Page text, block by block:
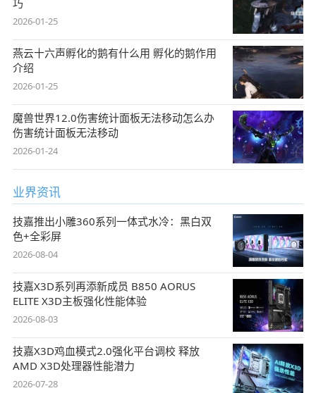
2026-01-25
燕云十六声孵化的鹅有什么用 孵化的鹅作用
介绍
2026-01-25
魔兽世界12.0伤害统计面板无法移动怎么办
伤害统计面板无法移动
2026-01-24
业界资讯
技嘉推出小雕360系列一体式水冷：黑白双
色+全彩屏
2026-08-04
技嘉X3D系列再添新成员 B850 AORUS
ELITE X3D主板强化性能体验
2026-08-03
技嘉X3D鸡血模式2.0强化平台调校 释放
AMD X3D处理器性能潜力
2026-07-28